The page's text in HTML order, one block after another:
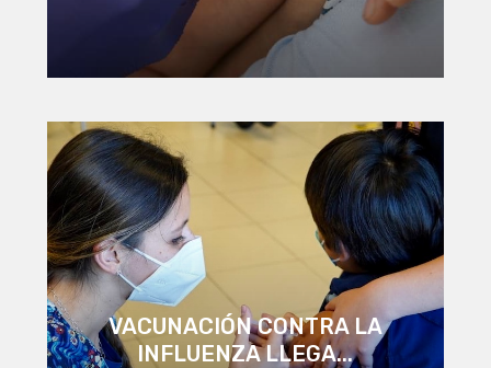
VACUNACIÓN CONTRA LA
INFLUENZA LLEGA...